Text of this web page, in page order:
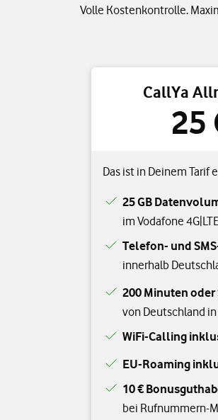
Volle Kostenkontrolle.
CallYa
25
Das ist in Deinem Tarif
25 GB
im Vodafone
Telefon- und
innerhalb
200 Minuten oder
von Deutschland
WiFi-Calling
EU-Roaming
10 €
bei Rufnummern-